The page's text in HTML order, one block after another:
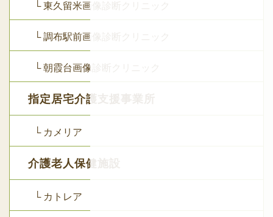
└ 東久留米画像診断クリニック
└ 調布駅前画像診断クリニック
└ 朝霞台画像診断クリニック
指定居宅介護支援事業所
└ カメリア
介護老人保健施設
└ カトレア